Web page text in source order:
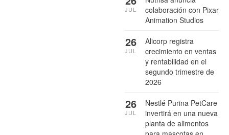
colaboración con Pixar
Animation Studios
JUL
Alicorp registra
crecimiento en ventas
y rentabilidad en el
segundo trimestre de
2026
26
JUL
Nestlé Purina PetCare
invertirá en una nueva
planta de alimentos
26
JUL